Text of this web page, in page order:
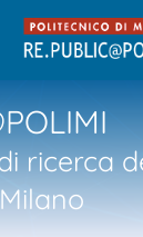
ricerca